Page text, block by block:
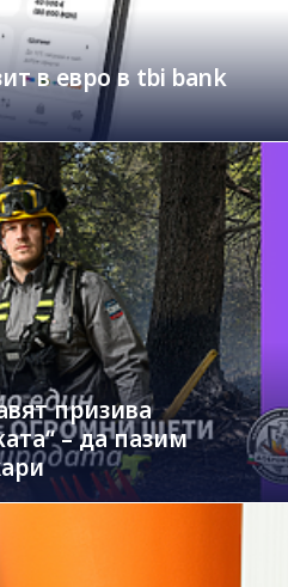
в евро в tbi bank
призива
– да пазим